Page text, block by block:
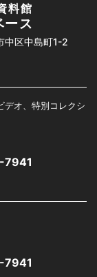
料館
ース
中区中島町1-2
デオ、特別コレクシ